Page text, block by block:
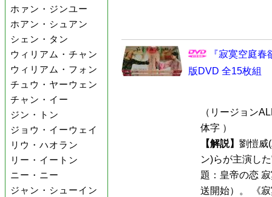
ホァン・ジンユー
ホアン・シュアン
シェン・タン
ウィリアム・チャン
ウィリアム・フォン
チュウ・ヤーウェン
チャン・イー
ジン・トン
ジョウ・イーウェイ
リウ・ハオラン
リー・イートン
ニー・ニー
ジャン・シューイン
『寂寞空庭
版DVD 全15枚組
（リージョン
体字 ）
【解説】 劉愷威
ン)らが主演し
題：皇帝の恋
送開始）。 《